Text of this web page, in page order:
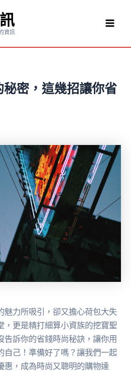
資訊
密，這幾招讓你省
魅力所吸引，卻又擔心荷包大失
，更是精打細算小資族的挖寶聖
告訴你的省錢時尚秘訣，讓你用
自己！準備好了嗎？讓我們一起
惠，成為時尚又聰明的購物達